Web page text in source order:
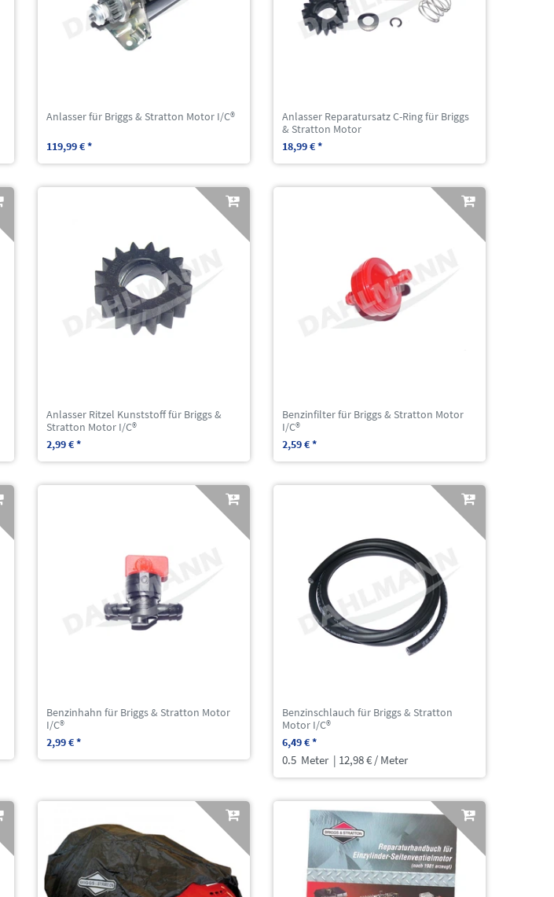
Anlasser für Briggs & Stratton Motor I/C®
119,99 € *
Anlasser Reparatursatz C-Ring für Briggs
& Stratton Motor
18,99 € *
Anlasser Ritzel Kunststoff für Briggs &
Stratton Motor I/C®
2,99 € *
Benzinfilter für Briggs & Stratton Motor
I/C®
2,59 € *
Benzinhahn für Briggs & Stratton Motor
I/C®
2,99 € *
Benzinschlauch für Briggs & Stratton
Motor I/C®
6,49 € *
0.5 Meter | 12,98 € / Meter